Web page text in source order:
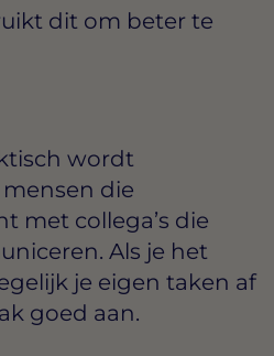
dit om beter te
wordt
die
met collega’s die
Als je het
je eigen taken af
goed aan.